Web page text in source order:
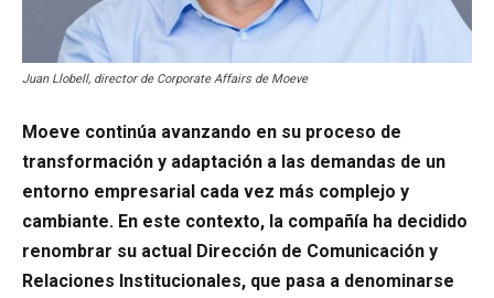
Juan Llobell, director de Corporate Affairs de Moeve
Moeve continúa avanzando en su proceso de
transformación y adaptación a las demandas de un
entorno empresarial cada vez más complejo y
cambiante. En este contexto, la compañía ha decidido
renombrar su actual Dirección de Comunicación y
Relaciones Institucionales, que pasa a denominarse